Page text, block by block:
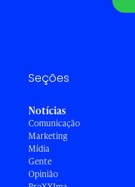
Seções
Notícias
Comunicação
Marketing
Mídia
Gente
Opinião